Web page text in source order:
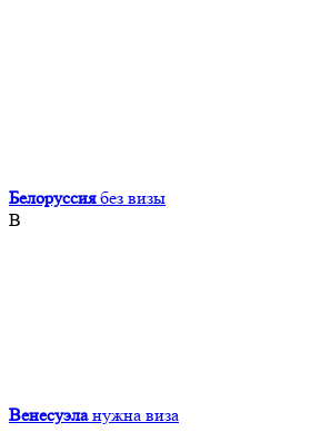
Белоруссия без визы
В
Венесуэла нужна виза